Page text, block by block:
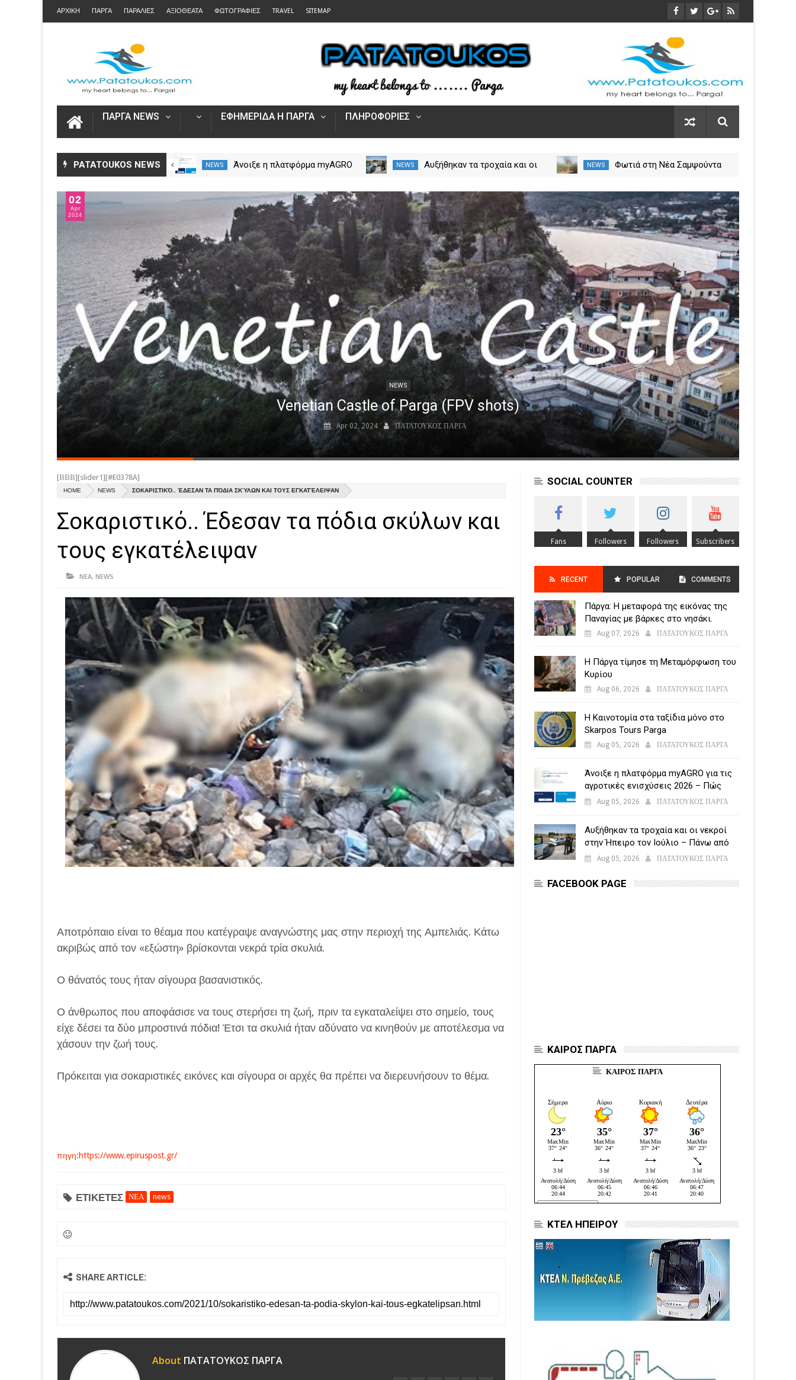
ΑΡΧΙΚΗ ΠΑΡΓΑ ΠΑΡΑΛΙΕΣ ΑΞΙΟΘΕΑΤΑ ΦΩΤΟΓΡΑΦΙΕΣ TRAVEL SITEMAP
ΠΑΡΓΑ NEWS ΕΦΗΜΕΡΙΔΑ Η ΠΑΡΓΑ ΠΛΗΡΟΦΟΡΙΕΣ
PATATOUKOS NEWS
Η Πάργα τίμησε τη
Μεταμόρφωση του Κυρίου
NEWS
Η Καινοτομία στα ταξίδια μόνο
NEWS
Άνοιξε η πλατφόρμα myAGRO
Ενιαία Αίτηση Ενίσχυσης
NEWS
Αυξήθηκαν τα τροχαία και οι
09
Apr
2023
NEWS
Κάστρο Αλή Πασά στην Ανθούσα Πάργας - Ali Pasha Castle Parga
Apr 09, 2023 ΠΑΤΑΤΟΥΚΟΣ ΠΑΡΓΑ
Ali Pasha Castle in Anthousa Parga Ανάμεσα από την Ανθούσα και την Αγιά σε ύψωμα που δεσπόζει όλης της περιοχής της Πάργας, είναι χτισμένο ένα ογκώδες...
[ΒΒΒ][slider1][#E0378A]
HOME NEWS ΣΟΚΑΡΙΣΤΙΚΌ.. ΈΔΕΣΑΝ ΤΑ ΠΌΔΙΑ ΣΚΎΛΩΝ ΚΑΙ ΤΟΥΣ ΕΓΚΑΤΈΛΕΙΨΑΝ
Σοκαριστικό.. Έδεσαν τα πόδια σκύλων και
τους εγκατέλειψαν
ΝΕΑ, NEWS
Αποτρόπαιο είναι το θέαμα που κατέγραψε αναγνώστης μας στην περιοχή της Αμπελιάς. Κάτω
ακριβώς από τον «εξώστη» βρίσκονται νεκρά τρία σκυλιά.
Ο θάνατός τους ήταν σίγουρα βασανιστικός.
Ο άνθρωπος που αποφάσισε να τους στερήσει τη ζωή, πριν τα εγκαταλείψει στο σημείο, τους
είχε δέσει τα δύο μπροστινά πόδια! Έτσι τα σκυλιά ήταν αδύνατο να κινηθούν με αποτέλεσμα να
χάσουν την ζωή τους.
Πρόκειται για σοκαριστικές εικόνες και σίγουρα οι αρχές θα πρέπει να διερευνήσουν το θέμα.
πηγη:https://www.epiruspost.gr/
ΕΤΙΚΕΤΕΣ ΝΕΑ news
SHARE ARTICLE:
About ΠΑΤΑΤΟΥΚΟΣ ΠΑΡΓΑ
SOCIAL COUNTER
Fans Followers Followers Subscribers
RECENT POPULAR
POSTS
COMMENTS
Πάργα: Η μεταφορά της εικόνας της
Παναγίας με βάρκες στο νησάκι.
Aug 07, 2026 ΠΑΤΑΤΟΥΚΟΣ ΠΑΡΓΑ
Η Πάργα τίμησε τη Μεταμόρφωση του
Κυρίου
Aug 06, 2026 ΠΑΤΑΤΟΥΚΟΣ ΠΑΡΓΑ
Η Καινοτομία στα ταξίδια μόνο στο
Skarpos Tours Parga
Aug 05, 2026 ΠΑΤΑΤΟΥΚΟΣ ΠΑΡΓΑ
Άνοιξε η πλατφόρμα myAGRO για τις
αγροτικές ενισχύσεις 2026 – Πώς
υποβάλλεται η Ενιαία Αίτηση
Aug 05, 2026 ΠΑΤΑΤΟΥΚΟΣ ΠΑΡΓΑ
Αυξήθηκαν τα τροχαία και οι νεκροί
στην Ήπειρο τον Ιούλιο – Πάνω από
5.500 παραβάσεις
Aug 05, 2026 ΠΑΤΑΤΟΥΚΟΣ ΠΑΡΓΑ
FACEBOOK PAGE
ΚΑΙΡΟΣ ΠΑΡΓΑ
ΚΑΙΡΟΣ ΠΑΡΓΑ
ΚΤΕΛ ΗΠΕΙΡΟΥ